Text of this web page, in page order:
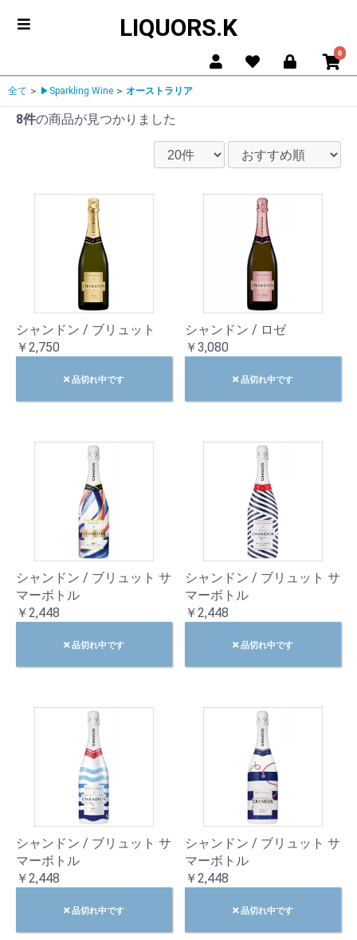
LIQUORS.K
0
全て ＞ ▶Sparkling Wine ＞ オーストラリア
8件の商品が見つかりました
シャンドン / ブリュット
￥2,750
品切れ中です
シャンドン / ロゼ
￥3,080
品切れ中です
シャンドン / ブリュット サ
マーボトル
￥2,448
品切れ中です
シャンドン / ブリュット サ
マーボトル
￥2,448
品切れ中です
シャンドン / ブリュット サ
マーボトル
￥2,448
品切れ中です
シャンドン / ブリュット サ
マーボトル
￥2,448
品切れ中です